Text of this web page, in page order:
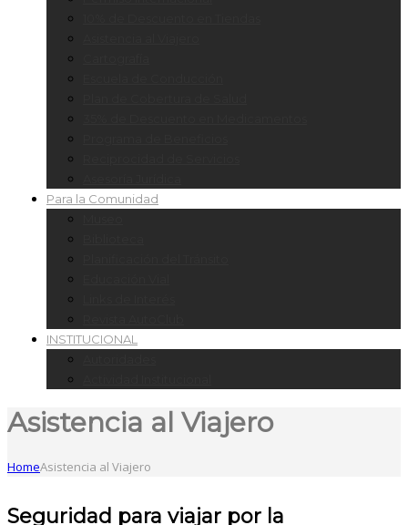
Para la Comunidad
INSTITUCIONAL
Asistencia al Viajero
HomeAsistencia al Viajero
Seguridad para viajar por la